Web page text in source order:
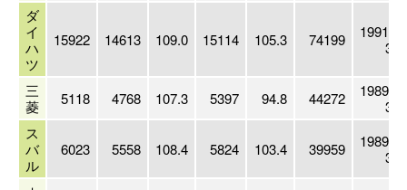
ダ
イ
ハ
ツ
15922 14613 109.0 15114 105.3 74199
1991.
3
三
菱
5118 4768 107.3 5397 94.8 44272
1989.
3
ス
バ
ル
6023 5558 108.4 5824 103.4 39959
1989.
3